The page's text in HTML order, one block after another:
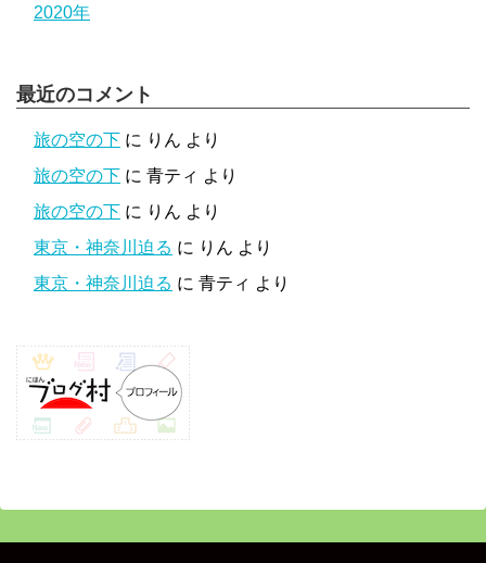
2020年
最近のコメント
旅の空の下 に りん より
旅の空の下 に 青ティ より
旅の空の下 に りん より
東京・神奈川迫る に りん より
東京・神奈川迫る に 青ティ より